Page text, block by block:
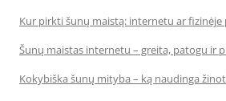
Kur pirkti šunų maistą: internetu ar fizinėje
Šunų maistas internetu – greita, patogu ir
Kokybiška šunų mityba – ką naudinga